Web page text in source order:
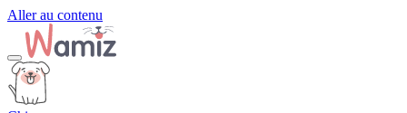
Aller au contenu